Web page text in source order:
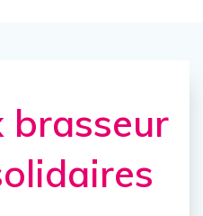
brasseur